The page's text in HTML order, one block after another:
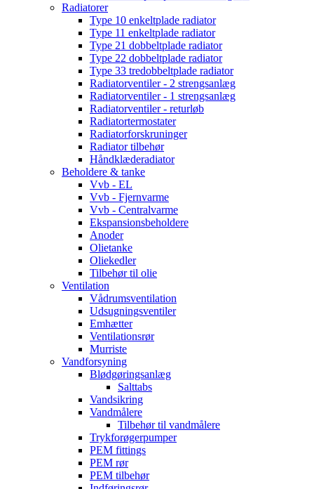
Radiatorer
Type 10 enkeltplade radiator
Type 11 enkeltplade radiator
Type 21 dobbeltplade radiator
Type 22 dobbeltplade radiator
Type 33 tredobbeltplade radiator
Radiatorventiler - 2 strengsanlæg
Radiatorventiler - 1 strengsanlæg
Radiatorventiler - returløb
Radiatortermostater
Radiatorforskruninger
Radiator tilbehør
Håndklæderadiator
Beholdere & tanke
Vvb - EL
Vvb - Fjernvarme
Vvb - Centralvarme
Ekspansionsbeholdere
Anoder
Olietanke
Oliekedler
Tilbehør til olie
Ventilation
Vådrumsventilation
Udsugningsventiler
Emhætter
Ventilationsrør
Murriste
Vandforsyning
Blødgøringsanlæg
Salttabs
Vandsikring
Vandmålere
Tilbehør til vandmålere
Trykforøgerpumper
PEM fittings
PEM rør
PEM tilbehør